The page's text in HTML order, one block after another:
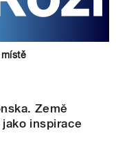
Země
inspirace